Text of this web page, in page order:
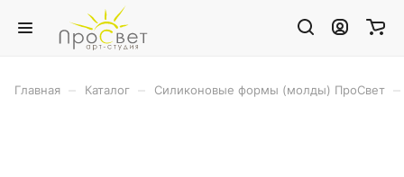
Главная Каталог Силиконовые формы (молды) ПроСвет